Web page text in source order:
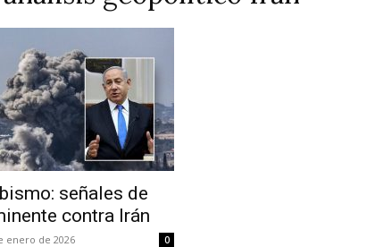
señales de
contra Irán
enero de 2026 0